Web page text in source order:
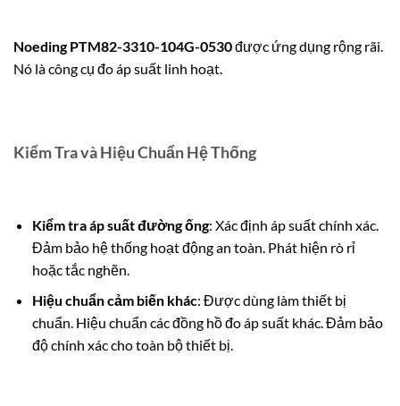
Noeding PTM82-3310-104G-0530được ứng dụng rộng rãi.
Nó là công cụ đo áp suất linh hoạt.
Kiểm Tra và Hiệu Chuẩn Hệ Thống
Kiểm tra áp suất đường ống: Xác định áp suất chính xác.
Đảm bảo hệ thống hoạt động an toàn. Phát hiện rò rỉ
hoặc tắc nghẽn.
Hiệu chuẩn cảm biến khác: Được dùng làm thiết bị
chuẩn. Hiệu chuẩn các đồng hồ đo áp suất khác. Đảm bảo
độ chính xác cho toàn bộ thiết bị.